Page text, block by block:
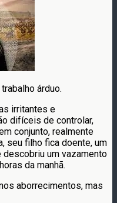
árduo.
irritantes e
difíceis de controlar,
conjunto, realmente
seu filho fica doente, um
descobriu um vazamento
da manhã.
aborrecimentos, mas